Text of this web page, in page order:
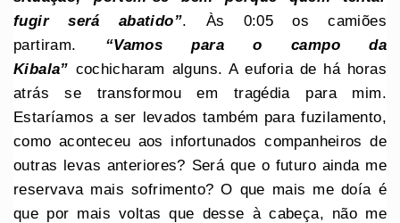
fugir será abatido”. Às 0:05 os camiões
partiram. “Vamos para o campo da
Kibala” cochicharam alguns. A euforia de há horas
atrás se transformou em tragédia para mim.
Estaríamos a ser levados também para fuzilamento,
como aconteceu aos infortunados companheiros de
outras levas anteriores? Será que o futuro ainda me
reservava mais sofrimento? O que mais me doía é
que por mais voltas que desse à cabeça, não me